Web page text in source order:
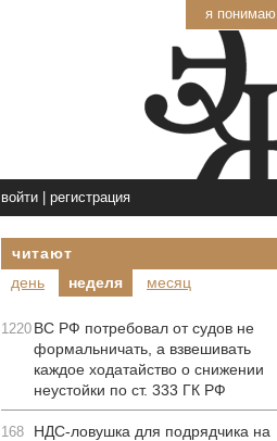
я понимаю
войти| регистрация
читают
день
неделя месяц
1220 ВС РФ потребовал от судов не
формальничать, а взвешивать
каждое ходатайство о снижении
неустойки по ст. 333 ГК РФ
168
НДС-ловушка для подрядчика на